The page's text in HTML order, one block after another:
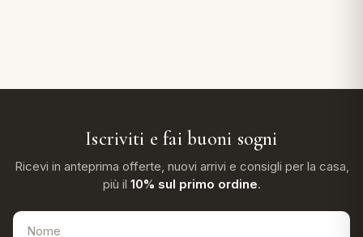
Iscriviti e fai buoni sogni
Ricevi in anteprima offerte, nuovi arrivi e consigli per la casa,
più il 10% sul primo ordine.